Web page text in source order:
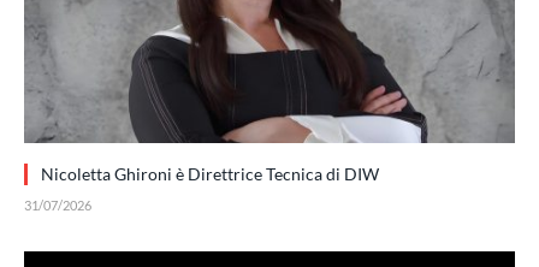
Nicoletta Ghironi è Direttrice Tecnica di DIW
31/07/2026